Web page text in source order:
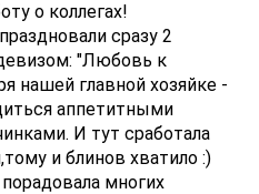
о коллегах!
сразу 2
"Любовь к
нашей главной хозяйке -
аппетитными
И тут сработала
и блинов хватило :)
многих